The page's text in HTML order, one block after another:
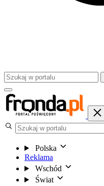
Polska
Reklama
Wschód
Świat